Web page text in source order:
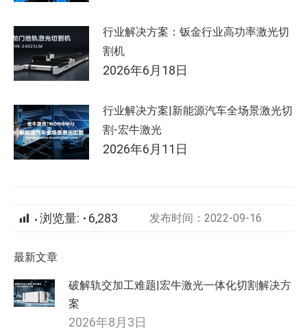
行业解决方案：钣金行业高功率激光切
割机
2026年6月18日
行业解决方案|新能源汽车全场景激光切
割-宏牛激光
2026年6月11日
浏览量: 6,283 发布时间：2022-09-16
最新文章
破解轨交加工难题|宏牛激光一体化切割解决方
案
2026年8月3日